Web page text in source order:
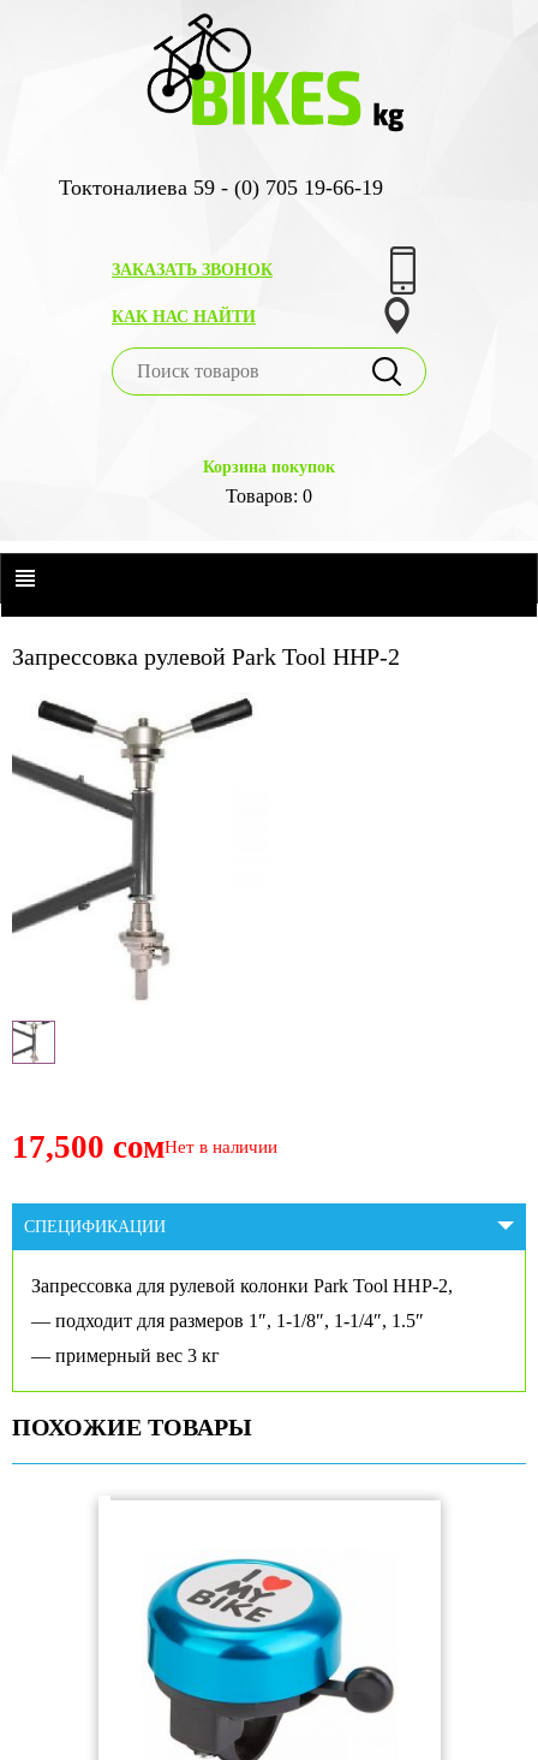
Токтоналиева 59 - (0) 705 19-66-19
ЗАКАЗАТЬ ЗВОНОК
КАК НАС НАЙТИ
Корзина покупок
Товаров: 0
Запрессовка рулевой Park Tool HHP-2
17,500 сомНет в наличии
СПЕЦИФИКАЦИИ
Запрессовка для рулевой колонки Park Tool HHP-2,
— подходит для размеров 1″, 1-1/8″, 1-1/4″, 1.5″
— примерный вес 3 кг
ПОХОЖИЕ ТОВАРЫ